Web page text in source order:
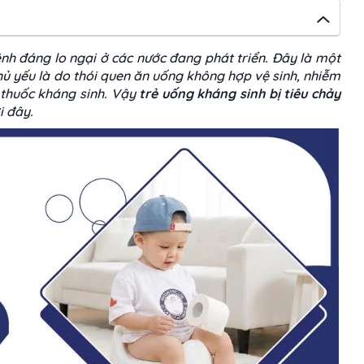
đáng lo ngại ở các nước đang phát triển. Đây là một
yếu là do thói quen ăn uống không hợp vệ sinh, nhiễm
kháng sinh. Vậy trẻ uống kháng sinh bị tiêu chảy
đây.